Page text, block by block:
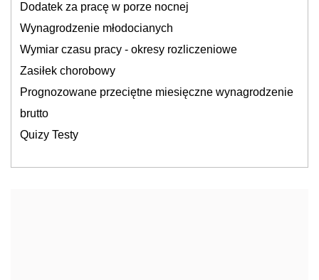
Dodatek za pracę w porze nocnej
Wynagrodzenie młodocianych
Wymiar czasu pracy - okresy rozliczeniowe
Zasiłek chorobowy
Prognozowane przeciętne miesięczne wynagrodzenie
brutto
Quizy Testy